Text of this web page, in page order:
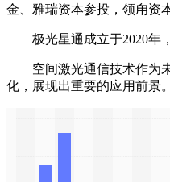
金、雅瑞资本参投，领甪资
极光星通成立于2020年，
空间激光通信技术作为未
化，展现出重要的应用前景。